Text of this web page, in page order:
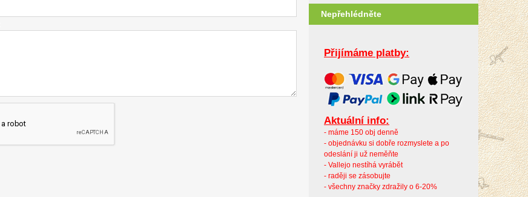
Nepřehlédněte
Přijímáme platby:
Aktuální info:
- máme 150 obj denně
- objednávku si dobře rozmyslete a po
odeslání ji už neměňte
- Vallejo nestíhá vyrábět
- raději se zásobujte
- všechny značky zdražily o 6-20%